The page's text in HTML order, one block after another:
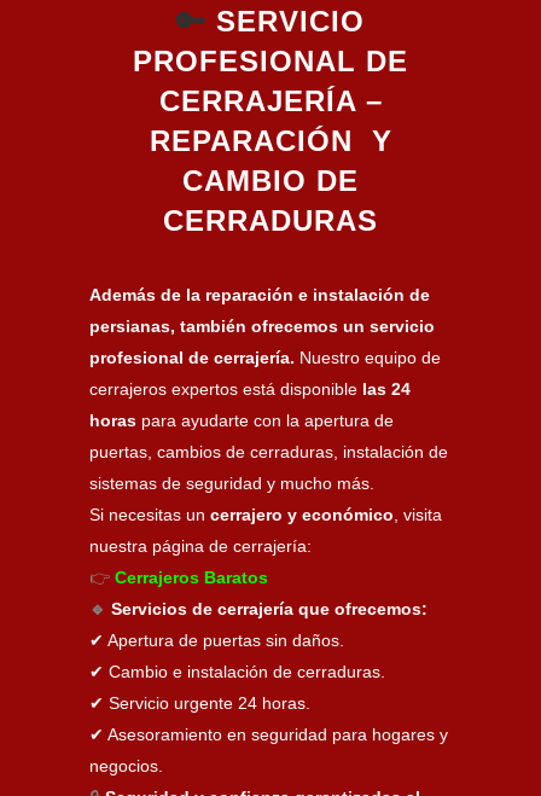
🔑 SERVICIO
PROFESIONAL DE
CERRAJERÍA –
REPARACIÓN Y
CAMBIO DE
CERRADURAS
Además de la reparación e instalación de
persianas, también ofrecemos un servicio
profesional de cerrajería. Nuestro equipo de
cerrajeros expertos está disponible las 24
horas para ayudarte con la apertura de
puertas, cambios de cerraduras, instalación de
sistemas de seguridad y mucho más.
Si necesitas un cerrajero y económico, visita
nuestra página de cerrajería:
👉 Cerrajeros Baratos
🔹 Servicios de cerrajería que ofrecemos:
✔ Apertura de puertas sin daños.
✔ Cambio e instalación de cerraduras.
✔ Servicio urgente 24 horas.
✔ Asesoramiento en seguridad para hogares y
negocios.